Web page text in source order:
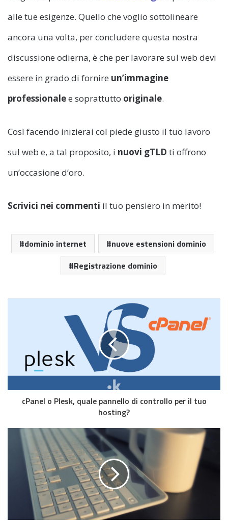
alle tue esigenze. Quello che voglio sottolineare
ancora una volta, per concludere questa nostra
discussione odierna, è che per lavorare sul web devi
essere in grado di fornire un’immagine
professionalee soprattutto originale.
Così facendo inizierai col piede giusto il tuo lavoro
sul web e, a tal proposito, i nuovi gTLD ti offrono
un’occasione d’oro.
Scrivici nei commenti il tuo pensiero in merito!
dominio internet
nuove estensioni dominio
Registrazione dominio
cPanel o Plesk, quale pannello di controllo per il tuo
hosting?